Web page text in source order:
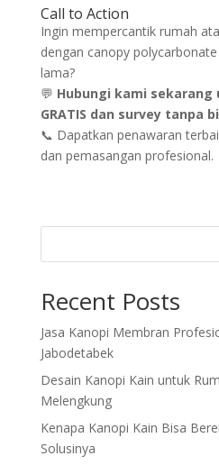
Call to Action
Ingin mempercantik rumah
dengan canopy
lama?
💬 Hubungi kami
GRATIS dan survey tanpa
📞 Dapatkan penawaran
dan pemasangan profesional.
Recent Posts
Jasa Kanopi Membran
Jabodetabek
Desain Kanopi Kain untuk
Melengkung
Kenapa Kanopi Kain Bisa
Solusinya